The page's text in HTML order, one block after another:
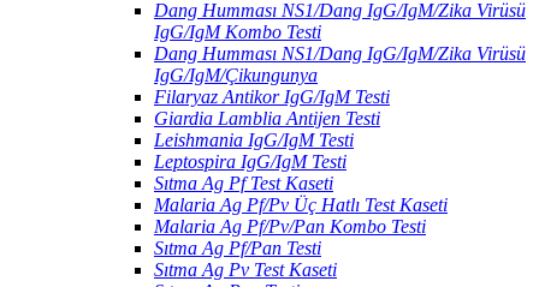
Dang Humması NS1/Dang IgG/IgM/Zika Virüsü
IgG/IgM Kombo Testi
Dang Humması NS1/Dang IgG/IgM/Zika Virüsü
IgG/IgM/Çikungunya
Filaryaz Antikor IgG/IgM Testi
Giardia Lamblia Antijen Testi
Leishmania IgG/IgM Testi
Leptospira IgG/IgM Testi
Sıtma Ag Pf Test Kaseti
Malaria Ag Pf/Pv Üç Hatlı Test Kaseti
Malaria Ag Pf/Pv/Pan Kombo Testi
Sıtma Ag Pf/Pan Testi
Sıtma Ag Pv Test Kaseti